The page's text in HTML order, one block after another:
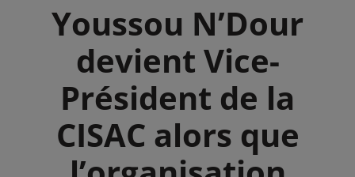
Youssou N’Dour
devient Vice-
Président de la
CISAC alors que